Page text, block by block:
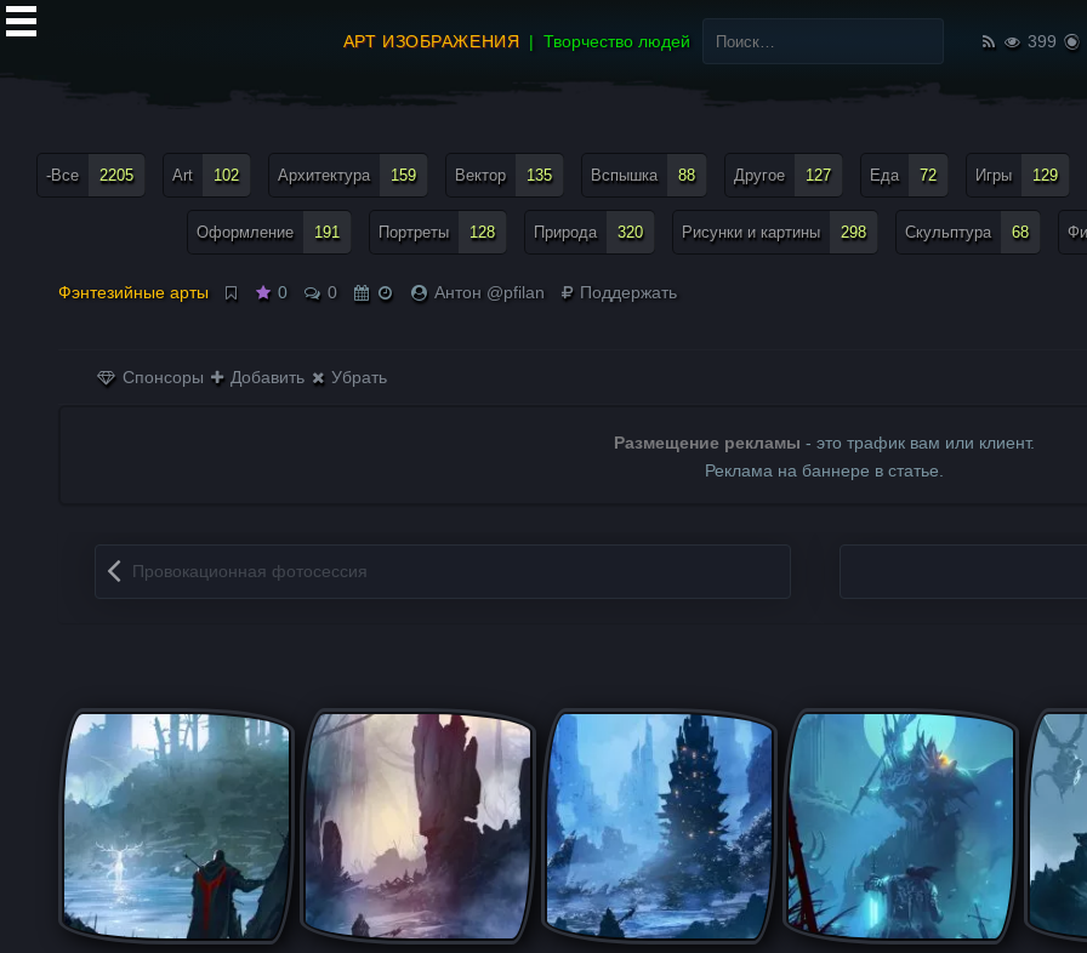
АРТ ИЗОБРАЖЕНИЯ Творчество людей
Найти:
399
-Все 2205 Art 102 Архитектура 159 Вектор 135 Вспышка 88 Другое 127 Еда 72 Игры 129
Оформление 191 Портреты 128 Природа 320 Рисунки и картины 298 Скульптура 68
Фэнтезийные арты 0 0 Антон @pfilan Поддержать
Спонсоры Добавить Убрать
Размещение рекламы - это трафик вам или клиент.
Реклама на баннере в статье.
Запись навигация
Провокационная фотосессия